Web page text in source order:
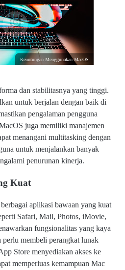
Keuntungan Menggunakan MacOS
dan stabilitasnya yang tinggi.
untuk berjalan dengan baik di
pengalaman pengguna
juga memiliki manajemen
menangani multitasking dengan
untuk menjalankan banyak
penurunan kinerja.
Kuat
aplikasi bawaan yang kuat
Safari, Mail, Photos, iMovie,
fungsionalitas yang kaya
membeli perangkat lunak
Store menyediakan akses ke
memperluas kemampuan Mac